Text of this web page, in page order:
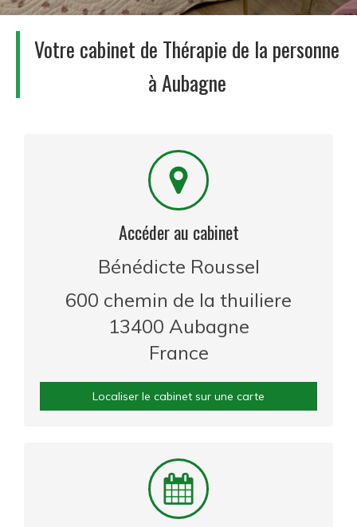
Votre cabinet de Thérapie de la personne
à Aubagne
Accéder au cabinet
Bénédicte Roussel
600 chemin de la thuiliere
13400 Aubagne
France
Localiser le cabinet sur une carte